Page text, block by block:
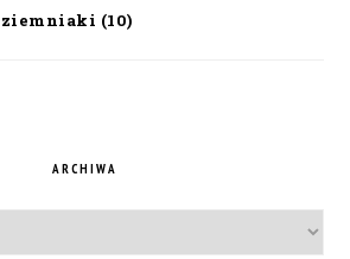
ziemniaki (10)
ARCHIWA